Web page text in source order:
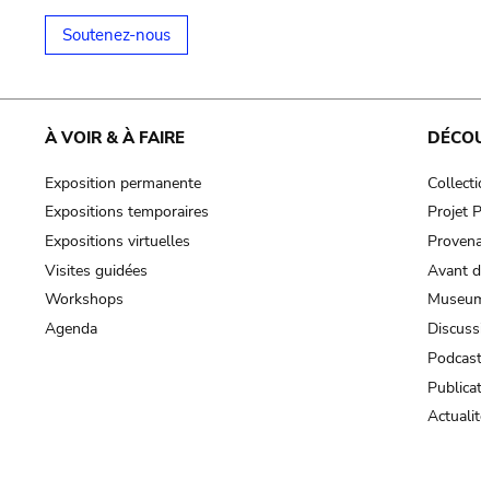
Soutenez-nous
À VOIR & À FAIRE
Exposition permanente
Expositions temporaires
Expositions virtuelles
Visites guidées
Workshops
Agenda
Projet
Avant